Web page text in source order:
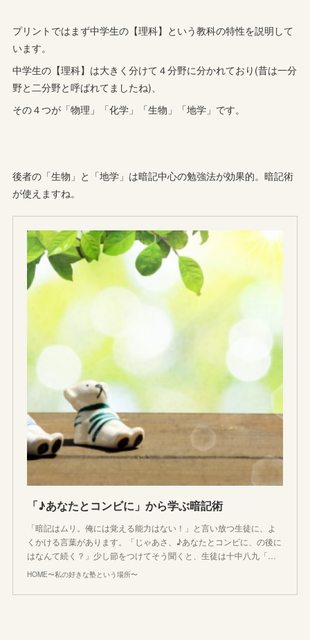
プリントではまず中学生の【理科】という教科の特性を説明して
います。
中学生の【理科】は大きく分けて４分野に分かれており(昔は一分
野と二分野と呼ばれてましたね)、
その４つが「物理」「化学」「生物」「地学」です。
後者の「生物」と「地学」は暗記中心の勉強法が効果的。暗記術
が使えますね。
「♪あなたとコンビに」から学ぶ暗記術
「暗記はムリ。俺には覚える能力はない！」と言い放つ生徒に、よ
くかける言葉があります。「じゃあさ、♪あなたとコンビに、の後に
はなんて続く？」少し節をつけてそう聞くと、生徒は十中八九「…
HOME〜私の好きな塾という場所〜